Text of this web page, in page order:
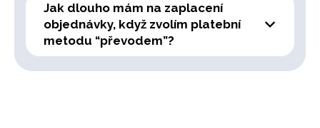
Jak dlouho mám na zaplacení
objednávky, když zvolím platební
metodu “převodem”?